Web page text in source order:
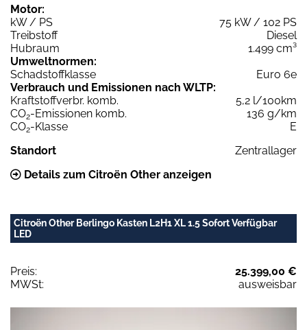
Motor:
kW / PS
75 kW / 102 PS
Treibstoff
Diesel
Hubraum
1.499 cm³
Umweltnormen:
Schadstoffklasse
Euro 6e
Verbrauch und Emissionen nach WLTP:
Kraftstoffverbr. komb.
5,2 l/100km
CO2-Emissionen komb.
136 g/km
CO2-Klasse
E
Standort
Zentrallager
Details zum Citroën Other anzeigen
Citroën Other Berlingo Kasten L2H1 XL 1.5 Sofort Verfügbar
LED
Preis:
25.399,00 €
MWSt:
ausweisbar